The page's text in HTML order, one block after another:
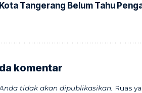
Kota Tangerang Belum Tahu
komentar
tidak akan dipublikasikan. Ruas